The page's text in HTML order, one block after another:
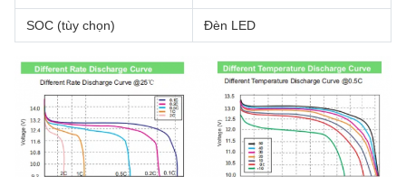
SOC (tùy chọn) Đèn LED